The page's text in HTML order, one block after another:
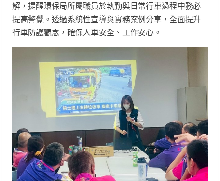
解，提醒環保局所屬職員於執勤與日常行車過程中務必
提高警覺。透過系統性宣導與實務案例分享，全面提升
行車防護觀念，確保人車安全、工作安心。